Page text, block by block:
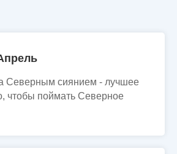
Северным сиянием - лучшее
чтобы поймать Северное